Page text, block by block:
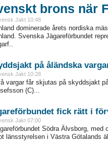
brons när
Jakt 10:48
dominerade årets nordiska
Svenska Jägareförbundet
på åländska
Jakt 10:28
vargar får skjutas på skyddsjakt
(C)...
fick rätt i
Jakt 07:00
Södra Älvsborg, med
länsstyrelsen i Västra Götalands